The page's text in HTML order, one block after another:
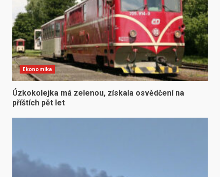
Ekonomika
Úzkokolejka má zelenou, získala osvědčení na
příštích pět let